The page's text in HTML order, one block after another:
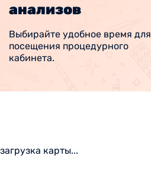
анализов
Выбирайте удобное время для
посещения процедурного
кабинета.
загрузка карты...